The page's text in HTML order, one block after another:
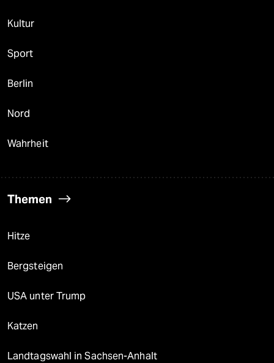
Kultur
Sport
Berlin
Nord
Wahrheit
Themen
Hitze
Bergsteigen
USA unter Trump
Katzen
Landtagswahl in Sachsen-Anhalt